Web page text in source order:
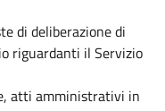
di deliberazione di
riguardanti il Servizio
atti amministrativi in